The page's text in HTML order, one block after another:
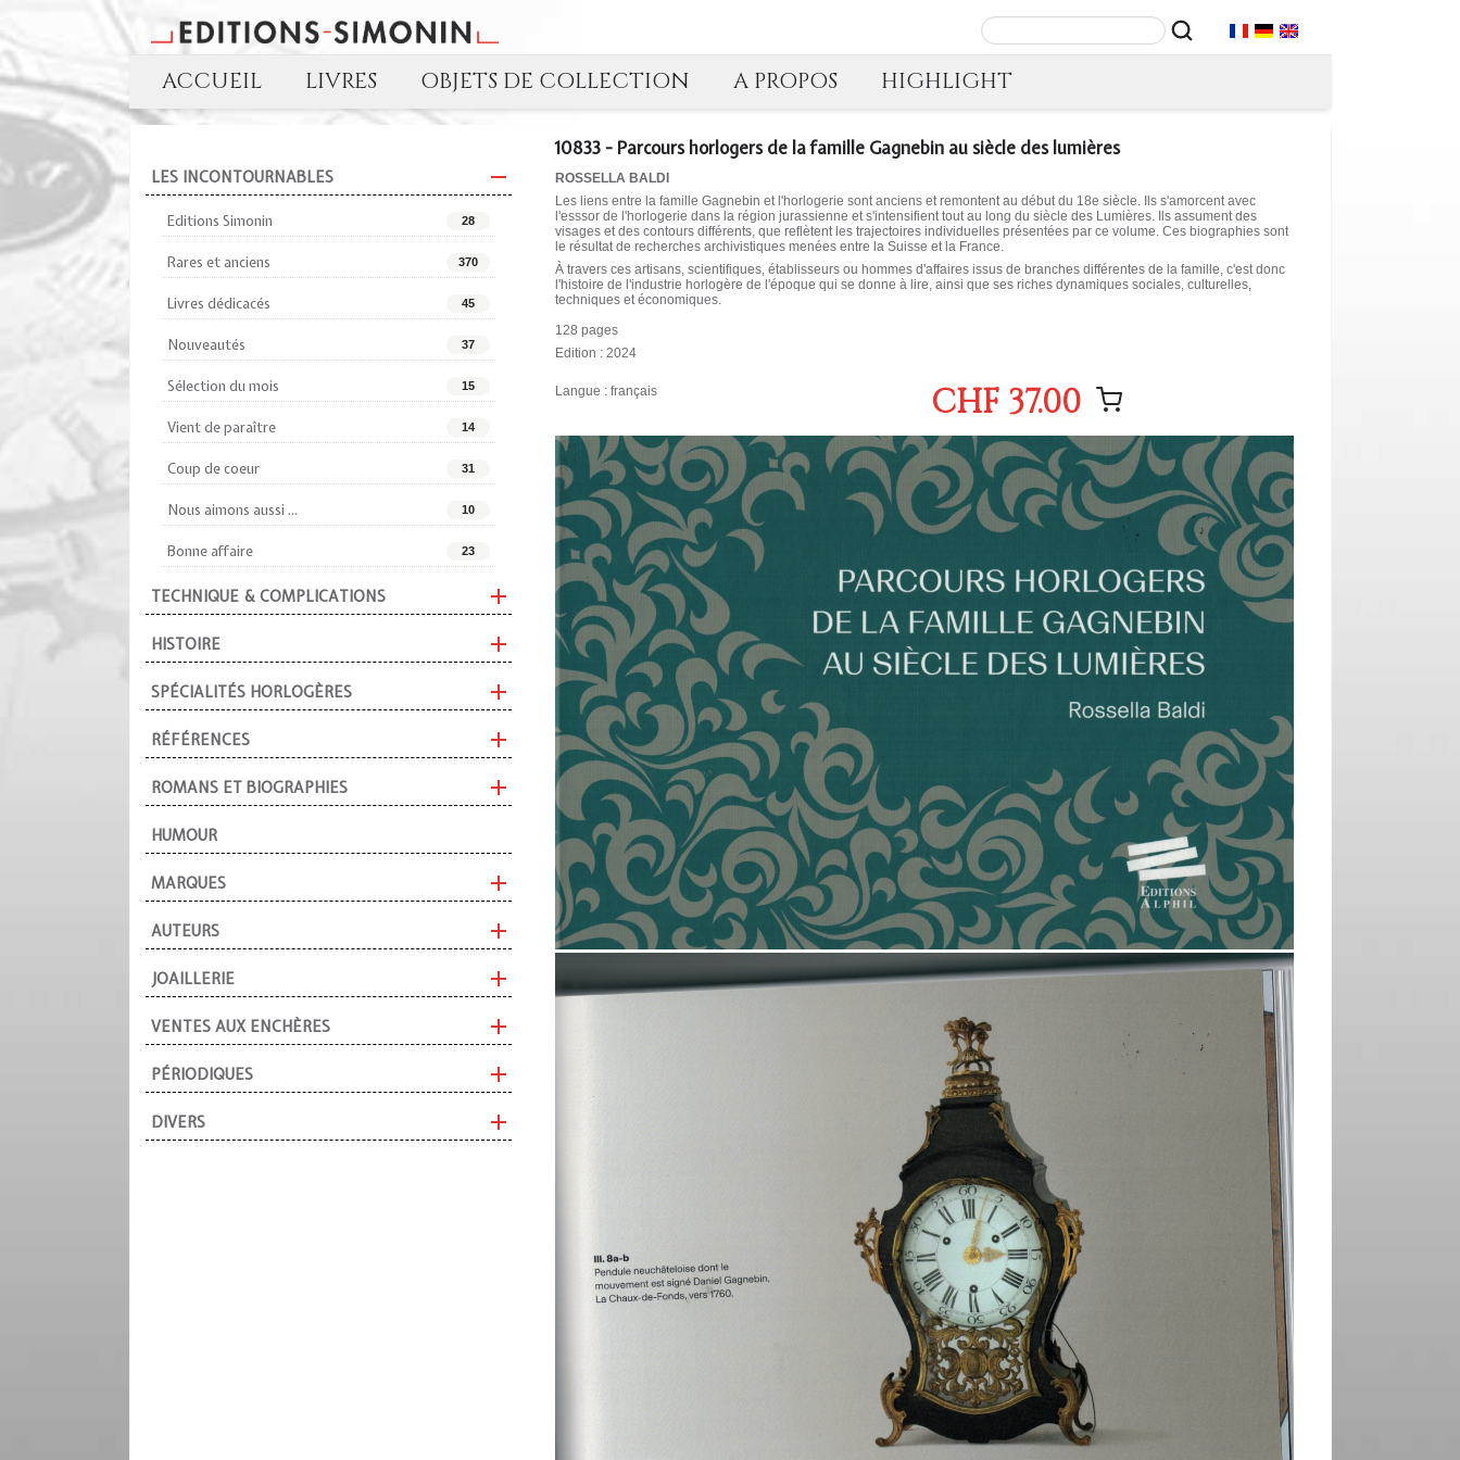
ACCUEIL LIVRES OBJETS DE COLLECTION A PROPOS HIGHLIGHT
LES INCONTOURNABLES
Editions Simonin 28
Rares et anciens 370
Livres dédicacés 45
Nouveautés 37
Sélection du mois 15
Vient de paraître 14
Coup de coeur 31
Nous aimons aussi ... 10
Bonne affaire 23
TECHNIQUE & COMPLICATIONS
HISTOIRE
SPÉCIALITÉS HORLOGÈRES
RÉFÉRENCES
ROMANS ET BIOGRAPHIES
HUMOUR
MARQUES
AUTEURS
JOAILLERIE
VENTES AUX ENCHÈRES
PÉRIODIQUES
DIVERS
10833 - Parcours horlogers de la famille Gagnebin au siècle des lumières
ROSSELLA BALDI
Les liens entre la famille Gagnebin et l'horlogerie sont anciens et remontent au début du 18e siècle. Ils s'amorcent avec
l'esssor de l'horlogerie dans la région jurassienne et s'intensifient tout au long du siècle des Lumières. Ils assument des
visages et des contours différents, que reflètent les trajectoires individuelles présentées par ce volume. Ces biographies sont
le résultat de recherches archivistiques menées entre la Suisse et la France.
À travers ces artisans, scientifiques, établisseurs ou hommes d'affaires issus de branches différentes de la famille, c'est donc
l'histoire de l'industrie horlogère de l'époque qui se donne à lire, ainsi que ses riches dynamiques sociales, culturelles,
techniques et économiques.
128 pages
Edition : 2024
Langue : français CHF 37.00